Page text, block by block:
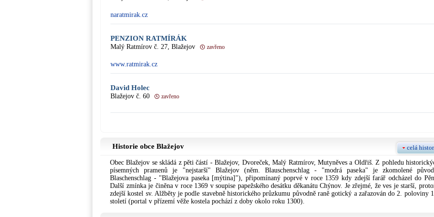
naratmirak.cz
PENZION RATMÍRÁK
Malý Ratmírov č. 27, Blažejov zavřeno
www.ratmirak.cz
David Holec
Blažejov č. 60 zavřeno
Historie obce Blažejov celá
Obec Blažejov se skládá z pěti částí - Blažejov, Dvoreček, Malý Ratmírov, Mutyněves a Oldřiš. Z pohledu
písemných pramenů je "nejstarší" Blažejov (něm. Blauschenschlag - "modrá paseka" je zkomolené
Blaschenschlag - "Blažejova paseka [mýtina]"), připomínaný poprvé v roce 1359 kdy zdejší farář odcházel do
Další zmínka je činěna v roce 1369 v soupise papežského desátku děkanátu Chýnov. Je zřejmé, že ves je starší,
zdejší kostel sv. Alžběty je podle stavebně historického průzkumu původně raně gotický a zařazován do 2. poloviny
století (portal v přízemí věže kostela pochází z doby okolo roku 1300).